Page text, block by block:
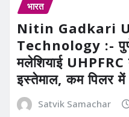
भारत
Nitin Gadkari
Technology :- पुणे
मलेशियाई UHPFRC
इस्तेमाल, कम पिलर
Satvik Samachar